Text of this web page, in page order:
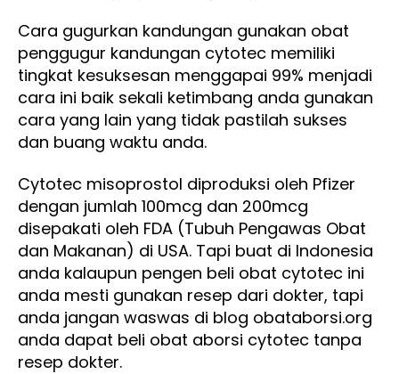
Cara gugurkan kandungan gunakan obat
penggugur kandungan cytotec memiliki
tingkat kesuksesan menggapai 99% menjadi
cara ini baik sekali ketimbang anda gunakan
cara yang lain yang tidak pastilah sukses
dan buang waktu anda.
Cytotec misoprostol diproduksi oleh Pfizer
dengan jumlah 100mcg dan 200mcg
disepakati oleh FDA (Tubuh Pengawas Obat
dan Makanan) di USA. Tapi buat di Indonesia
anda kalaupun pengen beli obat cytotec ini
anda mesti gunakan resep dari dokter, tapi
anda jangan waswas di blog obataborsi.org
anda dapat beli obat aborsi cytotec tanpa
resep dokter.